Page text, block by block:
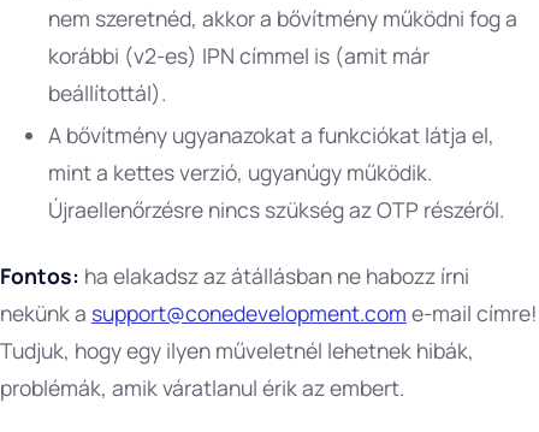
nem szeretnéd, akkor a bővítmény működni fog a
korábbi (v2-es) IPN címmel is (amit már
beállítottál).
A bővítmény ugyanazokat a funkciókat látja el,
mint a kettes verzió, ugyanúgy működik.
Újraellenőrzésre nincs szükség az OTP részéről.
Fontos: ha elakadsz az átállásban ne habozz írni
nekünk a support@conedevelopment.com e-mail címre!
Tudjuk, hogy egy ilyen műveletnél lehetnek hibák,
problémák, amik váratlanul érik az embert.